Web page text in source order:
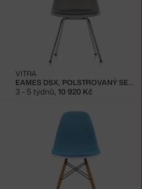
EAMES DSX, POLSTROVANÝ SEDÁK
VITRA
3 - 5 týdnů, 10 920 Kč